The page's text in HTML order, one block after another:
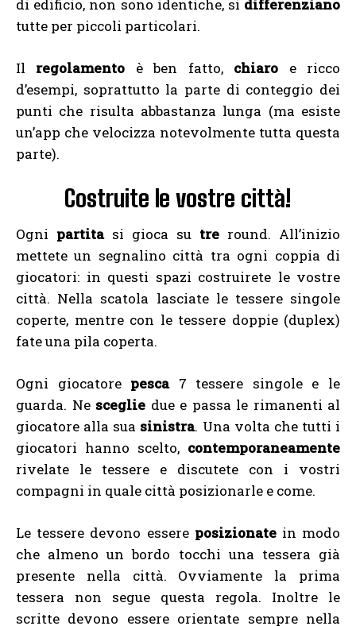
di edificio, non sono identiche, si differenziano
tutte per piccoli particolari.
Il regolamento è ben fatto, chiaro e ricco
d’esempi, soprattutto la parte di conteggio dei
punti che risulta abbastanza lunga (ma esiste
un’app che velocizza notevolmente tutta questa
parte).
Costruite le vostre città!
Ogni partitasi gioca su tre round. All’inizio
mettete un segnalino città tra ogni coppia di
giocatori: in questi spazi costruirete le vostre
città. Nella scatola lasciate le tessere singole
coperte, mentre con le tessere doppie (duplex)
fate una pila coperta.
Ogni giocatore pesca7 tessere singole e le
guarda. Ne sceglie due e passa le rimanenti al
giocatore alla sua sinistra. Una volta che tutti i
giocatori hanno scelto, contemporaneamente
rivelate le tessere e discutete con i vostri
compagni in quale città posizionarle e come.
Le tessere devono essere posizionatein modo
che almeno un bordo tocchi una tessera già
presente nella città. Ovviamente la prima
tessera non segue questa regola. Inoltre le
scritte devono essere orientate sempre nella